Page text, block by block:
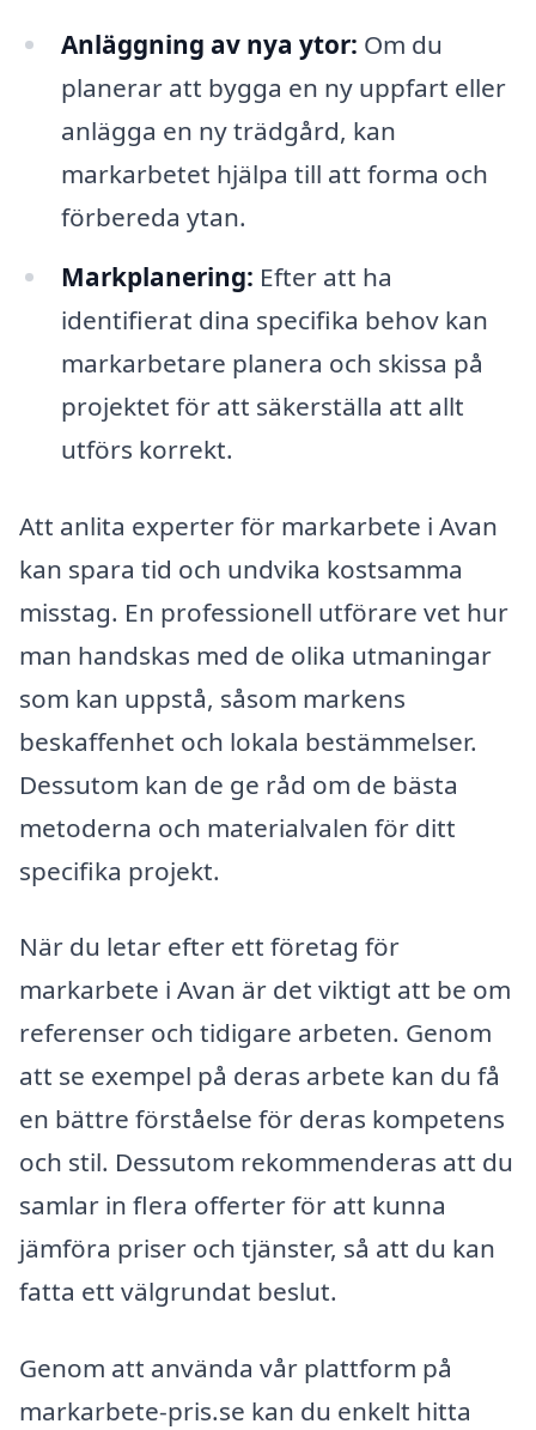
Anläggning av nya ytor: Om du
planerar att bygga en ny uppfart eller
anlägga en ny trädgård, kan
markarbetet hjälpa till att forma och
förbereda ytan.
Markplanering: Efter att ha
identifierat dina specifika behov kan
markarbetare planera och skissa på
projektet för att säkerställa att allt
utförs korrekt.
Att anlita experter för markarbete i Avan
kan spara tid och undvika kostsamma
misstag. En professionell utförare vet hur
man handskas med de olika utmaningar
som kan uppstå, såsom markens
beskaffenhet och lokala bestämmelser.
Dessutom kan de ge råd om de bästa
metoderna och materialvalen för ditt
specifika projekt.
När du letar efter ett företag för
markarbete i Avan är det viktigt att be om
referenser och tidigare arbeten. Genom
att se exempel på deras arbete kan du få
en bättre förståelse för deras kompetens
och stil. Dessutom rekommenderas att du
samlar in flera offerter för att kunna
jämföra priser och tjänster, så att du kan
fatta ett välgrundat beslut.
Genom att använda vår plattform på
markarbete-pris.se kan du enkelt hitta